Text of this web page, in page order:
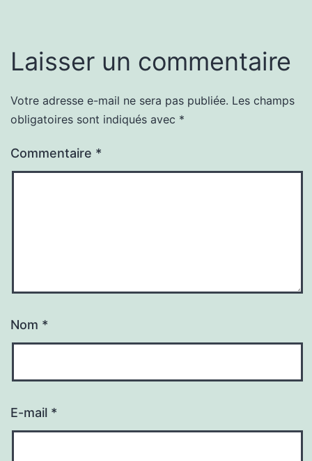
Laisser un commentaire
Votre adresse e-mail ne sera pas publiée. Les champs
obligatoires sont indiqués avec *
Commentaire *
Nom *
E-mail *